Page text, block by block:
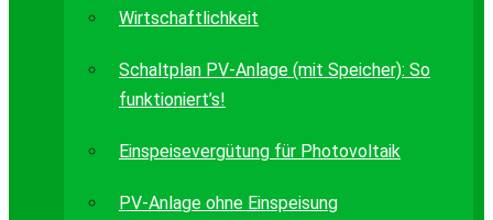
Wirtschaftlichkeit
Schaltplan PV-Anlage (mit Speicher): So
funktioniert’s!
Einspeisevergütung für Photovoltaik
PV-Anlage ohne Einspeisung